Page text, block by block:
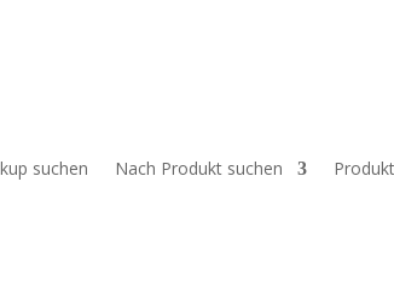
suchen Nach Produkt suchen